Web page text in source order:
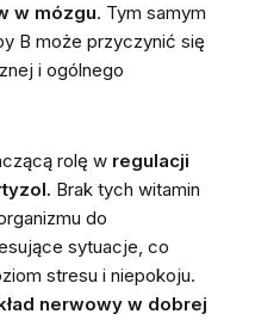
w mózgu. Tym samym
B może przyczynić się
i ogólnego
rolę w regulacji
Brak tych witamin
do
sytuacje, co
stresu i niepokoju.
nerwowy w dobrej